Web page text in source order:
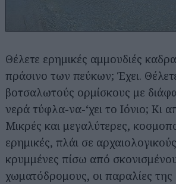
Θέλετε ερημικές αμμουδιές
πράσινο των πεύκων; Έχει.
βοτσαλωτούς ορμίσκους με
νερά τύφλα-να-‘χει το Ιόνιο; Κι
Μικρές και μεγαλύτερες,
ερημικές, πλάι σε
κρυμμένες πίσω από
χωματόδρομους, οι παραλίες